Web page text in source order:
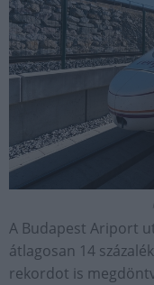
A Budapest Ariport
átlagosan 14
rekordot is